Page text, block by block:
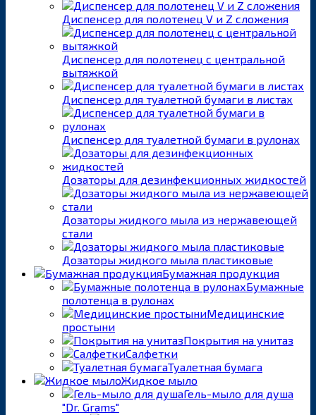
Диспенсер для полотенец V и Z сложения
Диспенсер для полотенец с центральной
вытяжкой
Диспенсер для туалетной бумаги в листах
Диспенсер для туалетной бумаги в рулонах
Дозаторы для дезинфекционных жидкостей
Дозаторы жидкого мыла из нержавеющей
стали
Дозаторы жидкого мыла пластиковые
Бумажная продукция
Бумажные
полотенца в рулонах
Медицинские
простыни
Покрытия на унитаз
Салфетки
Туалетная бумага
Жидкое мыло
Гель-мыло для душа
"Dr. Grams"